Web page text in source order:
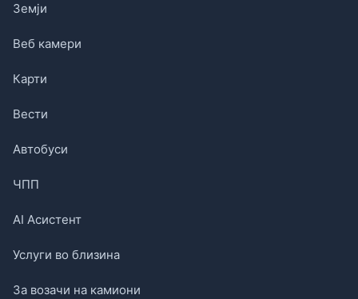
Земји
Веб камери
Карти
Вести
Автобуси
ЧПП
AI Асистент
Услуги во близина
За возачи на камиони